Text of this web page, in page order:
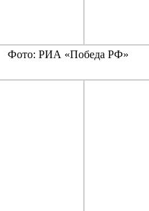
Фото: РИА «Победа РФ»